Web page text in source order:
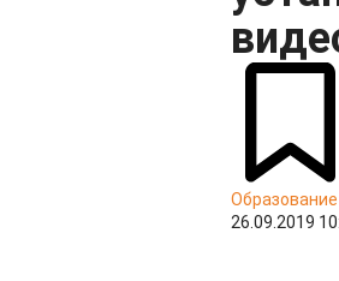
Образование
26.09.2019